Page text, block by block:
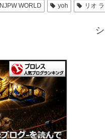
NJPW WORLD yoh リオ